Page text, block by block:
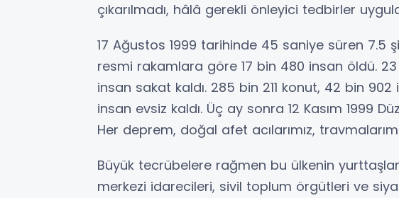
çıkarılmadı, hâlâ gerekli önleyici tedbirler
17 Ağustos 1999 tarihinde 45 saniye süren 7.5
resmi rakamlara göre 17 bin 480 insan öldü.
insan sakat kaldı. 285 bin 211 konut, 42 bin
insan evsiz kaldı. Üç ay sonra 12 Kasım 1999
Her deprem, doğal afet acılarımız,
Büyük tecrübelere rağmen bu ülkenin
merkezi idarecileri, sivil toplum örgütleri ve